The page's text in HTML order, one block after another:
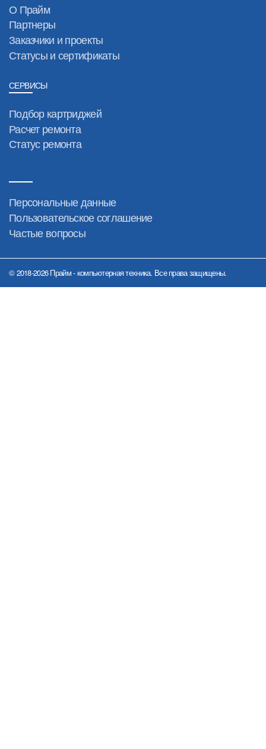
О Прайм
Партнеры
Заказчики и проекты
Статусы и сертификаты
СЕРВИСЫ
Подбор картриджей
Расчет ремонта
Статус ремонта
Персональные данные
Пользовательское соглашение
Частые вопросы
© 2018-2026 Прайм - компьютерная техника. Все права защищены.